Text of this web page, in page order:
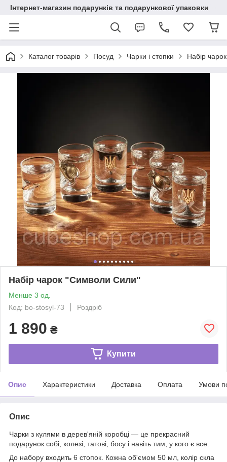
Інтернет-магазин подарунків та подарункової упаковки
Каталог товарів Посуд Чарки і стопки Набір
Набір чарок "Символи Сили"
Менше 3 од.
Код: bo-stosyl-73
Роздріб
1 890 ₴
Купити
Опис Характеристики Доставка Оплата Умови
Опис
Чарки з кулями в дерев'яній коробці — це прекрасний
подарунок собі, колезі, татові, босу і навіть тим, у кого є все.
До набору входить 6 стопок. Кожна об'ємом 50 мл, колір скла